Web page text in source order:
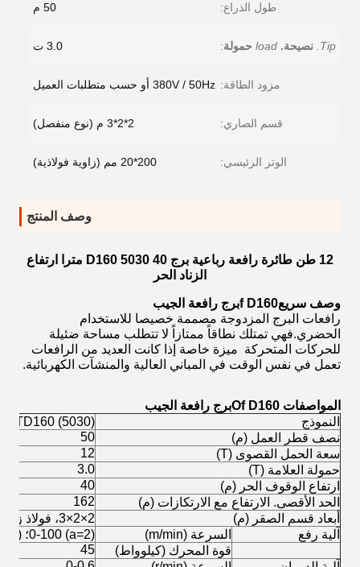
طول الذراع: 50 م
Tip. نصيحة. load حمولة: 3.0 ت
مزود الطاقة: 380V / 50Hz أو حسب متطلبات العميل
قسم الصاري: 2*2*3 م (نوع منفصل)
الوتر الرئيسي: 200*20 مم (زاوية فولاذية)
وصف المنتج
12 طن طائرة رافعة رباعية برج D160 5030 40 مترا ارتفاع
الزناد الحر
وصف سريعf D160برج رافعة الجيب
رافعات البرج المزدوجة مصممة خصيصا للاستخدام
الحضري.فهي تمتلك نطاقاً ممتازاً لا تتطلب مساحة ضئيلة
للحركات المتحركة ‬ ميزة خاصة إذا كانت العديد من الرافعات
تعمل في نفس الوقت في المباني العالية والمنشآت الكهربائية.
المواصفات O f D160
برج رافعة الجيب
النموذج
QTD160 (5030) رافعة برج الجيب
نصف قطر العمل (م)
50
سعة الحمل القصوى (T)
12
حمولة العلامة (T)
3.0
ارتفاع الوقوف الحر (م)
40
الحد الأقصى. الارتفاع مع الارتكازات (م)
162
أبعاد قسم الصقر (م)
2×2×3، فولاذ زاوية 200×20ملم
آلية رفع
السرعة (m/min)
(a=2) 0-100؛ (a=4) 0-50
قوة المحرك (كيلوواط)
45